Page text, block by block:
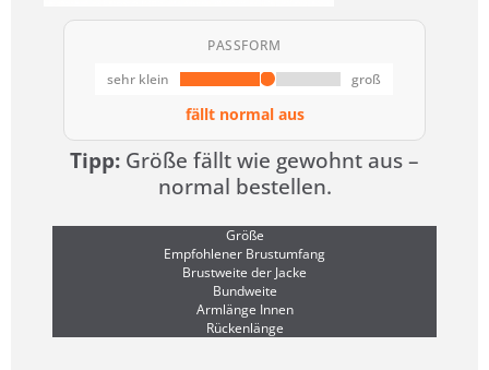
PASSFORM
sehr klein
groß
fällt normal aus
Tipp: Größe fällt wie gewohnt aus –
normal bestellen.
Größe
Empfohlener Brustumfang
Brustweite der Jacke
Bundweite
Armlänge Innen
Rückenlänge